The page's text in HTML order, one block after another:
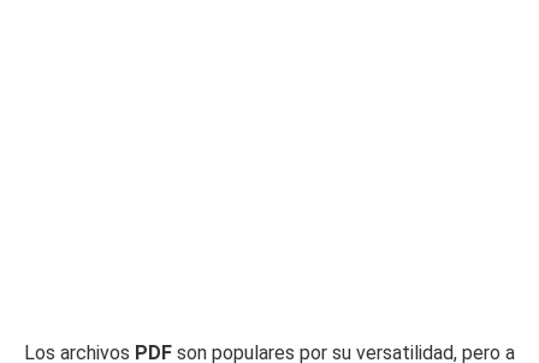
Los archivos PDF son populares por su versatilidad, pero a